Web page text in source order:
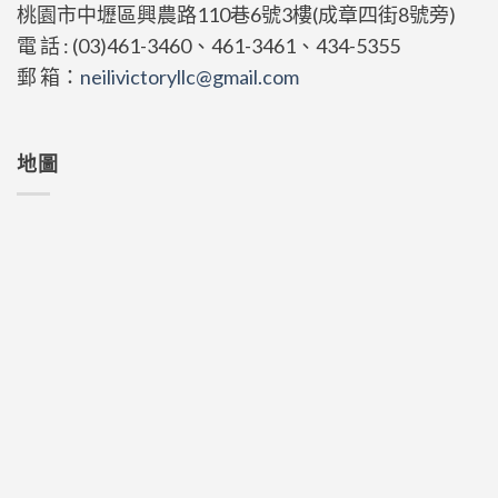
桃園市中壢區興農路110巷6號3樓(成章四街8號旁)
電 話 : (03)461-3460、461-3461、434-5355
郵 箱： neilivictoryllc@gmail.com
地圖